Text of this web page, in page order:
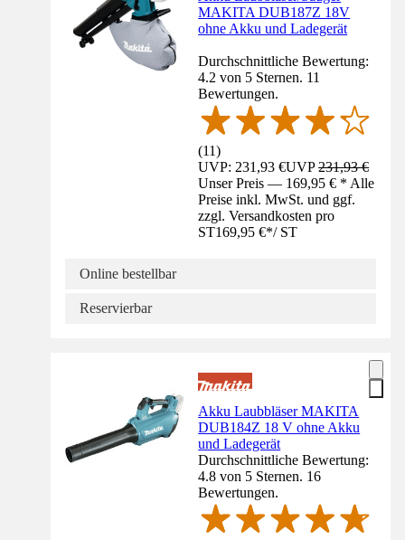
MAKITA DUB187Z 18V
ohne Akku und Ladegerät
Durchschnittliche Bewertung:
4.2 von 5 Sternen. 11
Bewertungen.
(11)
UVP: 231,93 €UVP231,93 €
Unser Preis — 169,95 € * Alle
Preise inkl. MwSt. und ggf.
zzgl. Versandkosten pro
ST169,95 €*/ ST
Online bestellbar
Reservierbar
Akku Laubbläser MAKITA
DUB184Z 18 V ohne Akku
und Ladegerät
Durchschnittliche Bewertung:
4.8 von 5 Sternen. 16
Bewertungen.